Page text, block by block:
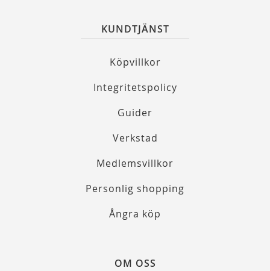
KUNDTJÄNST
Köpvillkor
Integritetspolicy
Guider
Verkstad
Medlemsvillkor
Personlig shopping
Ångra köp
OM OSS